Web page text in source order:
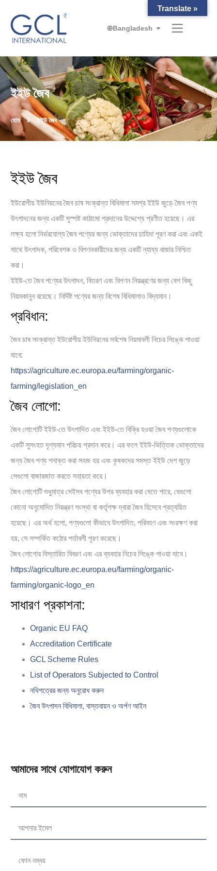
Bangladesh
ইইউ জৈব
হোম ইইউ জৈব
ইইউ জৈব
ইউরোপীয় ইউনিয়নের জৈব চাষ সংক্রান্ত বিধিমালা সমগ্র ইইউ জুড়ে জৈব পণ্য
উৎপাদনের জন্য একটি সুস্পষ্ট কাঠামো প্রদানের উদ্দেশ্যে প্রণীত হয়েছে। এর
লক্ষ্য হলো নির্ভরযোগ্য জৈব পণ্যের জন্য ভোক্তাদের চাহিদা পূরণ করা এবং একই
সাথে উৎপাদক, পরিবেশক ও বিপণনকারীদের জন্য একটি ন্যায্য বাজার নিশ্চিত
করা।
ইইউ-তে জৈব পণ্যের উৎপাদন, বিতরণ এবং বিপণন নিয়ন্ত্রণের জন্য বেশ কিছু
নিয়মকানুন রয়েছে। নির্দিষ্ট পণ্যের জন্য বিশেষ বিধিমালাও বিদ্যমান।
প্রবিধান:
জৈব চাষ সংক্রান্ত ইউরোপীয় ইউনিয়নের সর্বশেষ নিয়মাবলী নিচের লিঙ্কে পাওয়া
যাবে:
https://agriculture.ec.europa.eu/farming/organic-
farming/legislation_en
জৈব লোগো:
জৈব লোগোটি ইইউ-তে উৎপাদিত এবং ইইউ-তে বিক্রি হওয়া জৈব পণ্যগুলোকে
একটি সুসংহত দৃশ্যমান পরিচয় প্রদান করে। এর ফলে ইইউ-ভিত্তিক ভোক্তাদের
জন্য জৈব পণ্য শনাক্ত করা সহজ হয় এবং কৃষকদের সমস্ত ইইউ দেশ জুড়ে
সেগুলো বাজারজাত করতে সহায়তা করে।
জৈব লোগোটি শুধুমাত্র সেইসব পণ্যের উপর ব্যবহার করা যেতে পারে, যেগুলো
কোনো অনুমোদিত নিয়ন্ত্রণ সংস্থা বা কর্তৃপক্ষ দ্বারা জৈব হিসেবে প্রত্যয়িত
হয়েছে। এর অর্থ হলো, পণ্যগুলো কীভাবে উৎপাদিত, পরিবহণ এবং সংরক্ষণ করা
হয়, সে সম্পর্কিত কঠোর শর্তাবলী পূরণ করেছে।
জৈব লোগোর বিস্তারিত বিবরণ এবং এর ব্যবহার নিচের লিঙ্কে পাওয়া যাবে।
https://agriculture.ec.europa.eu/farming/organic-
farming/organic-logo_en
সাধারণ প্রকাশনা:
Organic EU FAQ
Accreditation Certificate
GCL Scheme Rules
List of Operators Subjected to Control
নথিপত্রের জন্য অনুরোধ করুন
জৈব উৎপাদন বিধিমালা, বাস্তবায়ন ও অর্পণ আইন
আমাদের সাথে যোগাযোগ করুন
Translate »